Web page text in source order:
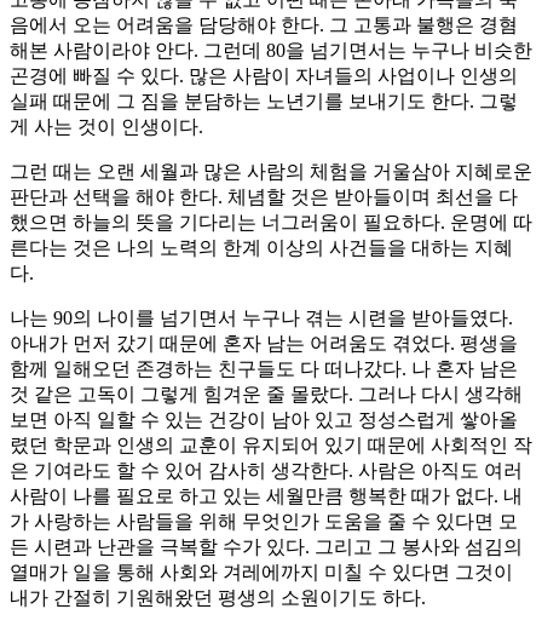
음에서 오는 어려움을 담당해야 한다. 그 고통과 불행은 경혐
해본 사람이라야 안다. 그런데 80을 넘기면서는 누구나 비슷한
곤경에 빠질 수 있다. 많은 사람이 자녀들의 사업이나 인생의
실패 때문에 그 짐을 분담하는 노년기를 보내기도 한다. 그렇
게 사는 것이 인생이다.
그런 때는 오랜 세월과 많은 사람의 체험을 거울삼아 지혜로운
판단과 선택을 해야 한다. 체념할 것은 받아들이며 최선을 다
했으면 하늘의 뜻을 기다리는 너그러움이 필요하다. 운명에 따
른다는 것은 나의 노력의 한계 이상의 사건들을 대하는 지혜
다.
나는 90의 나이를 넘기면서 누구나 겪는 시련을 받아들였다.
아내가 먼저 갔기 때문에 혼자 남는 어려움도 겪었다. 평생을
함께 일해오던 존경하는 친구들도 다 떠나갔다. 나 혼자 남은
것 같은 고독이 그렇게 힘겨운 줄 몰랐다. 그러나 다시 생각해
보면 아직 일할 수 있는 건강이 남아 있고 정성스럽게 쌓아올
렸던 학문과 인생의 교훈이 유지되어 있기 때문에 사회적인 작
은 기여라도 할 수 있어 감사히 생각한다. 사람은 아직도 여러
사람이 나를 필요로 하고 있는 세월만큼 행복한 때가 없다. 내
가 사랑하는 사람들을 위해 무엇인가 도움을 줄 수 있다면 모
든 시련과 난관을 극복할 수가 있다. 그리고 그 봉사와 섬김의
열매가 일을 통해 사회와 겨레에까지 미칠 수 있다면 그것이
내가 간절히 기원해왔던 평생의 소원이기도 하다.